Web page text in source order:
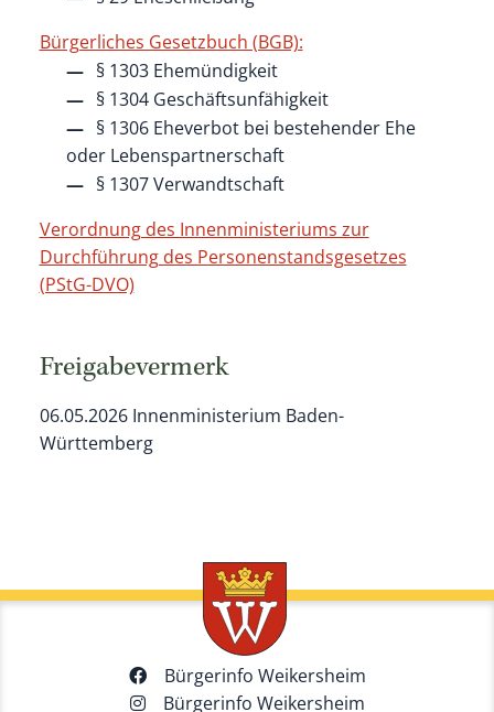
Bürgerliches Gesetzbuch (BGB):
§ 1303 Ehemündigkeit
§ 1304 Geschäftsunfähigkeit
§ 1306 Eheverbot bei bestehender Ehe
oder Lebenspartnerschaft
§ 1307 Verwandtschaft
Verordnung des Innenministeriums zur
Durchführung des Personenstandsgesetzes
(PStG-DVO)
Freigabevermerk
06.05.2026 Innenministerium Baden-
Württemberg
Bürgerinfo Weikersheim
Bürgerinfo Weikersheim